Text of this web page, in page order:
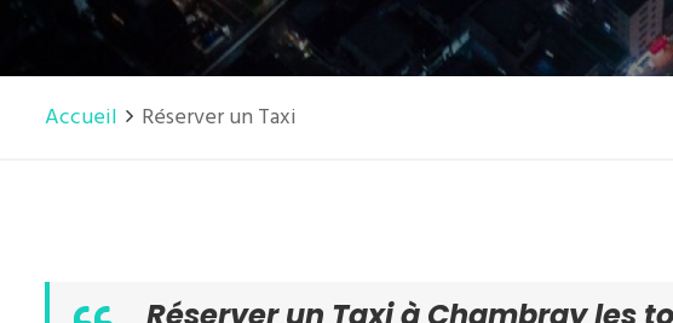
Accueil Réserver un Taxi